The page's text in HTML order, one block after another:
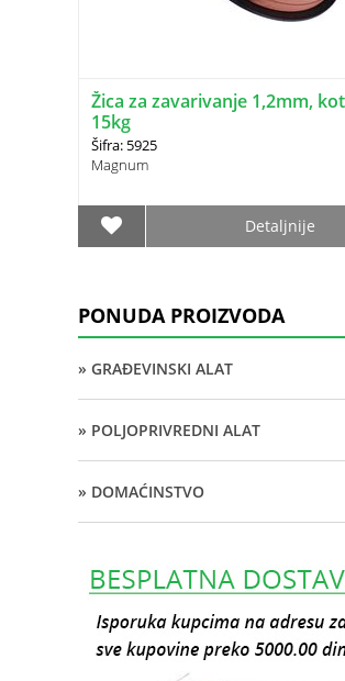
Žica za zavarivanje 1,2mm,
15kg
Šifra: 5925
Magnum
Detaljnije
PONUDA PROIZVODA
» GRAĐEVINSKI ALAT
» POLJOPRIVREDNI ALAT
» DOMAĆINSTVO